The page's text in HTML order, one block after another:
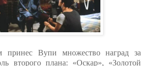
принес Вупи множество наград за
второго плана: «Оскар», «Золотой